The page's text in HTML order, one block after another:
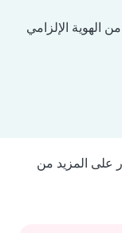
الهوية الإلزامي
على المزيد من